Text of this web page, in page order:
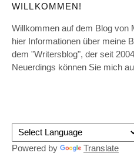
WILLKOMMEN!
Willkommen auf dem Blog von
hier Informationen über meine
dem "Writersblog", der seit
Neuerdings können Sie mich
Powered by Translate